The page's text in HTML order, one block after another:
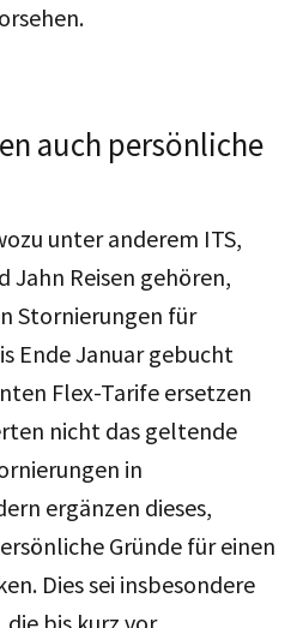
auch persönliche
unter anderem ITS,
Jahn Reisen gehören,
Stornierungen für
Ende Januar gebucht
Flex-Tarife ersetzen
nicht das geltende
in
ergänzen dieses,
Gründe für einen
Dies sei insbesondere